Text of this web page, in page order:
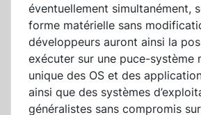
éventuellement simultanément,
forme matérielle sans
développeurs auront ainsi la
exécuter sur une puce-système
unique des OS et des
ainsi que des systèmes
généralistes sans compromis